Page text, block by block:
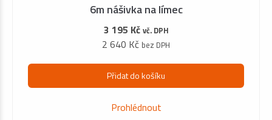
6m nášivka na límec
3 195 Kč vč. DPH
2 640 Kč bez DPH
Přidat do košíku
Prohlédnout